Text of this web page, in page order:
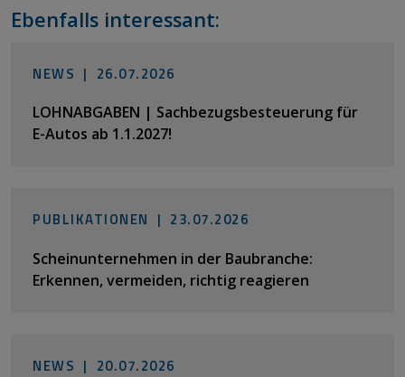
Ebenfalls interessant:
NEWS | 26.07.2026
LOHNABGABEN | Sachbezugsbesteuerung für
E-Autos ab 1.1.2027!
PUBLIKATIONEN | 23.07.2026
Scheinunternehmen in der Baubranche:
Erkennen, vermeiden, richtig reagieren
NEWS | 20.07.2026